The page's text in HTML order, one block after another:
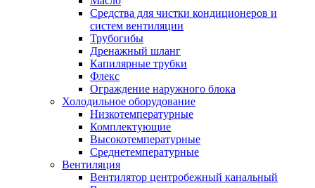
Средства для чистки кондиционеров и
систем вентиляции
Трубогибы
Дренажный шланг
Капилярные трубки
Флекс
Ограждение наружного блока
Холодильное оборудование
Низкотемпературные
Комплектующие
Высокотемпературные
Среднетемпературные
Вентиляция
Вентилятор центробежный канальный